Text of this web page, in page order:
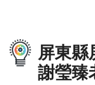
屏東縣
謝瑩臻